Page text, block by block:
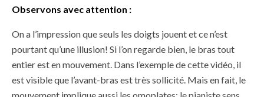
Observons avec attention :
On a l’impression que seuls les doigts jouent et ce n’est
pourtant qu’une illusion! Si l’on regarde bien, le bras tout
entier est en mouvement. Dans l’exemple de cette vidéo, il
est visible que l’avant-bras est très sollicité. Mais en fait, le